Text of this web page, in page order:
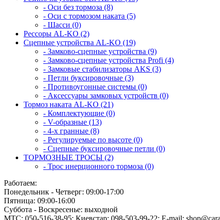
- Оси без тормоза (8)
- Оси с тормозом наката (5)
- Шасси (0)
Рессоры AL-KO (2)
Сцепные устройства AL-KO (19)
- Замково-сцепные устройства (9)
- Замково-сцепные устройства Profi (4)
- Замковые cтабилизаторы AKS (3)
- Петли буксировочные (3)
- Противоугонные системы (0)
- Аксессуары замковых устройств (0)
Тормоз наката AL-KO (21)
- Комплектующие (0)
- V-образные (13)
- 4-х гранные (8)
- Регулируемые по высоте (0)
- Сцепные буксировочные петли (0)
ТОРМОЗНЫЕ ТРОСЫ (2)
- Трос инерционного тормоза (0)
Работаем:
Понедельник - Четверг: 09:00-17:00
Пятница: 09:00-16:00
Суббота - Воскресенье: выходной
МТС: 050-516-38-95; Киевстар: 098-503-99-22; E-mail: